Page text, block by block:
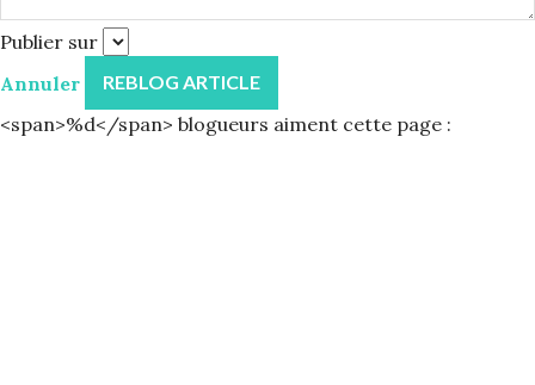
de
sel
personnel...
(facultatif)
Publier sur
Annuler
<span>%d</span> blogueurs aiment cette page :